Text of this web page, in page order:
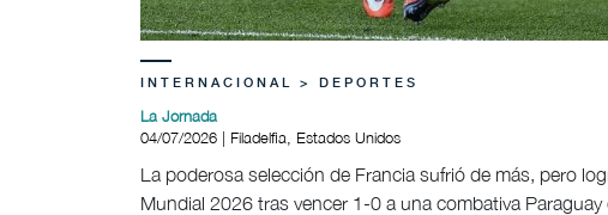
INTERNACIONAL > DEPORTES
La Jornada
04/07/2026 | Filadelfia, Estados Unidos
La poderosa selección de Francia sufrió de más, pero
Mundial 2026 tras vencer 1-0 a una combativa Paraguay